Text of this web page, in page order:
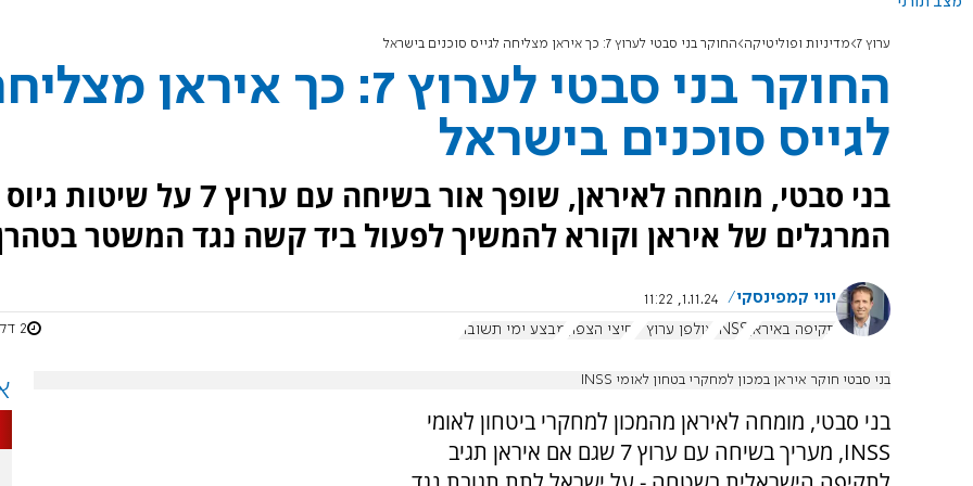
ערוץ 7 מדיניות ופוליטיקה החוקר בני סבטי לערוץ 7: כך איראן מצליחה לגייס סוכנים בישראל
החוקר בני סבטי לערוץ 7: כך איראן
לגייס סוכנים בישראל
בני סבטי, מומחה לאיראן, שופך אור בשיחה עם ערוץ 7 על שיטות גיוס
המרגלים של איראן וקורא להמשיך לפעול ביד קשה נגד המשטר
יוני קמפינסקי
1.11.24, 11:22
תקיפה באיראן INSS אולפן ערוץ 7 חיצי הצפון מבצע ימי תשובה 2 דקות
בני סבטי חוקר איראן במכון למחקרי בטחון לאומי INSS
בני סבטי, מומחה לאיראן מהמכון למחקרי ביטחון לאומי
INSS, מעריך בשיחה עם ערוץ 7 שגם אם איראן תגיב